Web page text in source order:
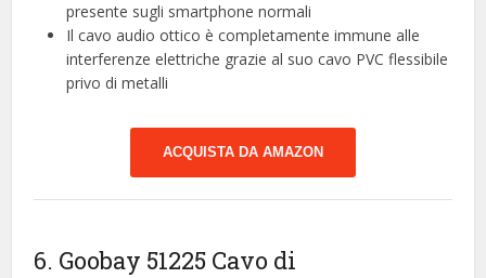
presente sugli smartphone normali
Il cavo audio ottico è completamente immune alle
interferenze elettriche grazie al suo cavo PVC flessibile
privo di metalli
ACQUISTA DA AMAZON
6. Goobay 51225 Cavo di